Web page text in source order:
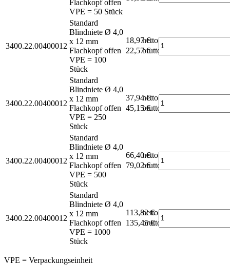
Flachkopf offen
VPE = 50 Stück
3400.22.00400012
Standard
Blindniete Ø 4,0
x 12 mm
Flachkopf offen
VPE = 100
Stück
18,97 €
netto
22,57 €brutto*
3400.22.00400012
Standard
Blindniete Ø 4,0
x 12 mm
Flachkopf offen
VPE = 250
Stück
37,94 €
netto
45,15 €brutto*
3400.22.00400012
Standard
Blindniete Ø 4,0
x 12 mm
Flachkopf offen
VPE = 500
Stück
66,40 €
netto
79,02 €brutto*
3400.22.00400012
Standard
Blindniete Ø 4,0
x 12 mm
Flachkopf offen
VPE = 1000
Stück
113,82 €
netto
135,45 €
brutto*
VPE = Verpackungseinheit